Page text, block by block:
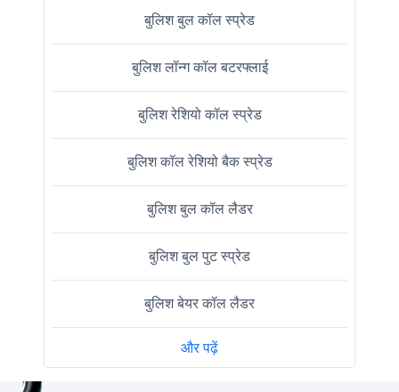
बुलिश बुल कॉल स्प्रेड
बुलिश लॉन्ग कॉल बटरफ्लाई
बुलिश रेशियो कॉल स्प्रेड
बुलिश कॉल रेशियो बैक स्प्रेड
बुलिश बुल कॉल लैडर
बुलिश बुल पुट स्प्रेड
बुलिश बेयर कॉल लैडर
और पढ़ें